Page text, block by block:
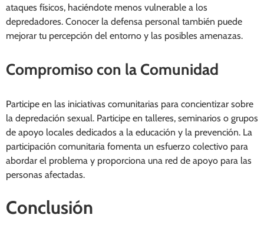
ataques físicos, haciéndote menos vulnerable a los
depredadores. Conocer la defensa personal también puede
mejorar tu percepción del entorno y las posibles amenazas.
Compromiso con la Comunidad
Participe en las iniciativas comunitarias para concientizar sobre
la depredación sexual. Participe en talleres, seminarios o grupos
de apoyo locales dedicados a la educación y la prevención. La
participación comunitaria fomenta un esfuerzo colectivo para
abordar el problema y proporciona una red de apoyo para las
personas afectadas.
Conclusión